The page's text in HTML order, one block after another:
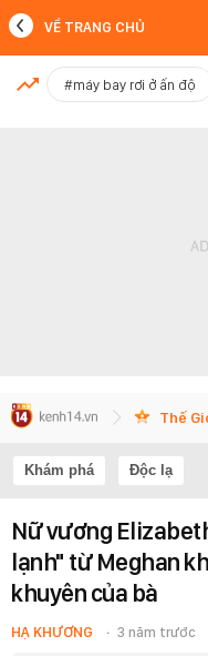
MỚI NHẤT
VỀ TRANG CHỦ
#máy bay rơi ở ấn độ
Thế
Khám phá Độc lạ
Nữ vương
lạnh" từ Meghan
khuyên của bà
HẠ KHƯƠNG 3 năm trước